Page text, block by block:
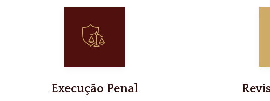
Execução Penal